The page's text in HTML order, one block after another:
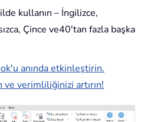
kullanın – İngilizce,
Çince ve40'tan fazla başka
anında etkinleştirin.
verimliliğinizi artırın!